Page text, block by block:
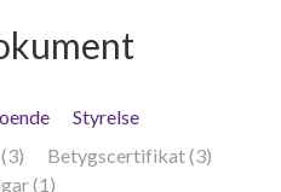
Styrelse
Betygscertifikat (3)
(1)